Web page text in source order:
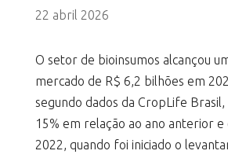
22 abril 2026
O setor de bioinsumos alcançou
mercado de R$ 6,2 bilhões em
segundo dados da CropLife
15% em relação ao ano anterior e
2022, quando foi iniciado o